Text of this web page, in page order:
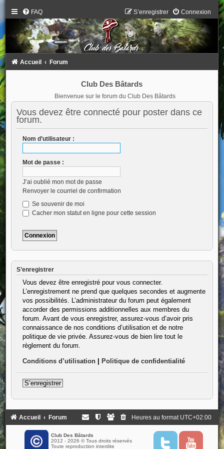
FAQ Connexion
S’enregistrer
Accueil Forum
Club Des Bâtards
Bienvenue sur le forum du Club Des Bâtards
Vous devez être connecté pour poster dans ce
forum.
Nom d’utilisateur :
Mot de passe :
J’ai oublié mon mot de passe
Renvoyer le courriel de confirmation
Se souvenir de moi
Cacher mon statut en ligne pour cette session
S’enregistrer
Vous devez être enregistré pour vous connecter.
L’enregistrement ne prend que quelques secondes et augmente
vos possibilités. L’administrateur du forum peut également
accorder des permissions additionnelles aux membres du
forum. Avant de vous enregistrer, assurez-vous d’avoir pris
connaissance de nos conditions d’utilisation et de notre
politique de vie privée. Assurez-vous de bien lire tout le
règlement du forum.
Conditions d’utilisation| Politique de confidentialité
S’enregistrer
Accueil Forum Heures au format UTC+02:00
Club Des Bâtards
2012 - 2026 © Tous droits réservés
Toute reproduction interdite
T
Y